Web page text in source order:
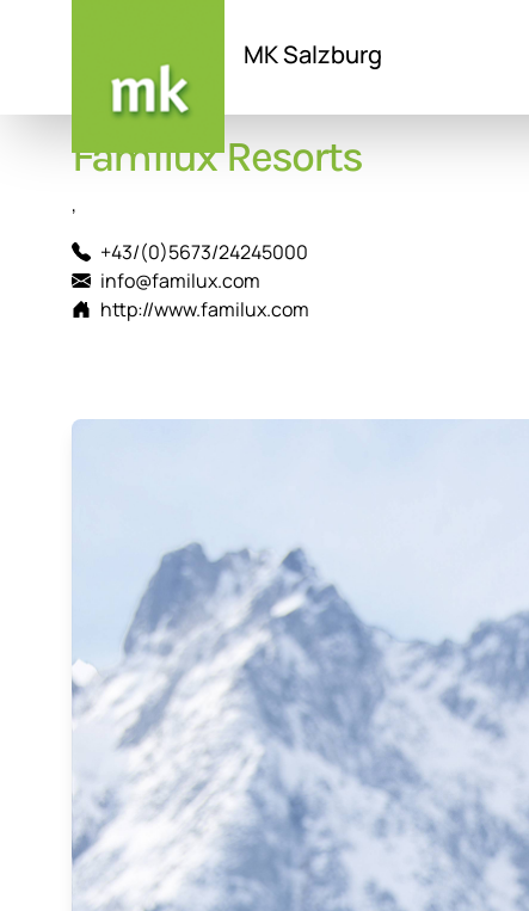
MK Salzburg
Familux Resorts
,
+43/(0)5673/24245000
info@familux.com
http://www.familux.com